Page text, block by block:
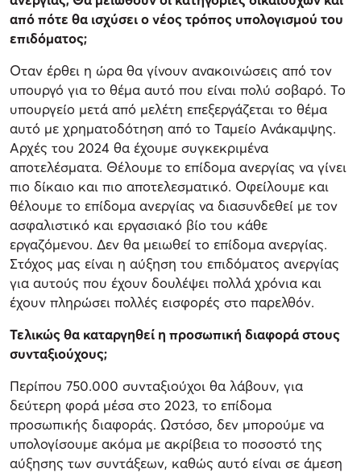
από πότε θα ισχύσει ο νέος τρόπος υπολογισμού του
επιδόματος;
Οταν έρθει η ώρα θα γίνουν ανακοινώσεις από τον
υπουργό για το θέμα αυτό που είναι πολύ σοβαρό. Το
υπουργείο μετά από μελέτη επεξεργάζεται το θέμα
αυτό με χρηματοδότηση από το Ταμείο Ανάκαμψης.
Αρχές του 2024 θα έχουμε συγκεκριμένα
αποτελέσματα. Θέλουμε το επίδομα ανεργίας να γίνει
πιο δίκαιο και πιο αποτελεσματικό. Οφείλουμε και
θέλουμε το επίδομα ανεργίας να διασυνδεθεί με τον
ασφαλιστικό και εργασιακό βίο του κάθε
εργαζόμενου. Δεν θα μειωθεί το επίδομα ανεργίας.
Στόχος μας είναι η αύξηση του επιδόματος ανεργίας
για αυτούς που έχουν δουλέψει πολλά χρόνια και
έχουν πληρώσει πολλές εισφορές στο παρελθόν.
Τελικώς θα καταργηθεί η προσωπική διαφορά στους
συνταξιούχους;
Περίπου 750.000 συνταξιούχοι θα λάβουν, για
δεύτερη φορά μέσα στο 2023, το επίδομα
προσωπικής διαφοράς. Ωστόσο, δεν μπορούμε να
υπολογίσουμε ακόμα με ακρίβεια το ποσοστό της
αύξησης των συντάξεων, καθώς αυτό είναι σε άμεση